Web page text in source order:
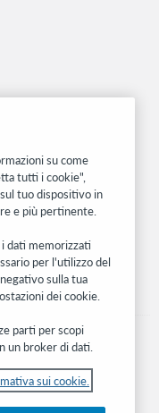
eventi e molto
su come
tutti i cookie",
tuo dispositivo in
e più pertinente.
dati memorizzati
per l'utilizzo del
sulla tua
dei cookie.
parti per scopi
un broker di dati.
sui cookie.